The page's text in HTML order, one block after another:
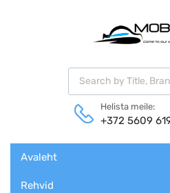
Products search
Helista meile:
+372 5609
content
Avaleht
Rehvid